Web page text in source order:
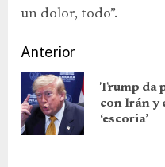
un dolor, todo”.
Anterior
Trump da
con Irán y
‘escoria’